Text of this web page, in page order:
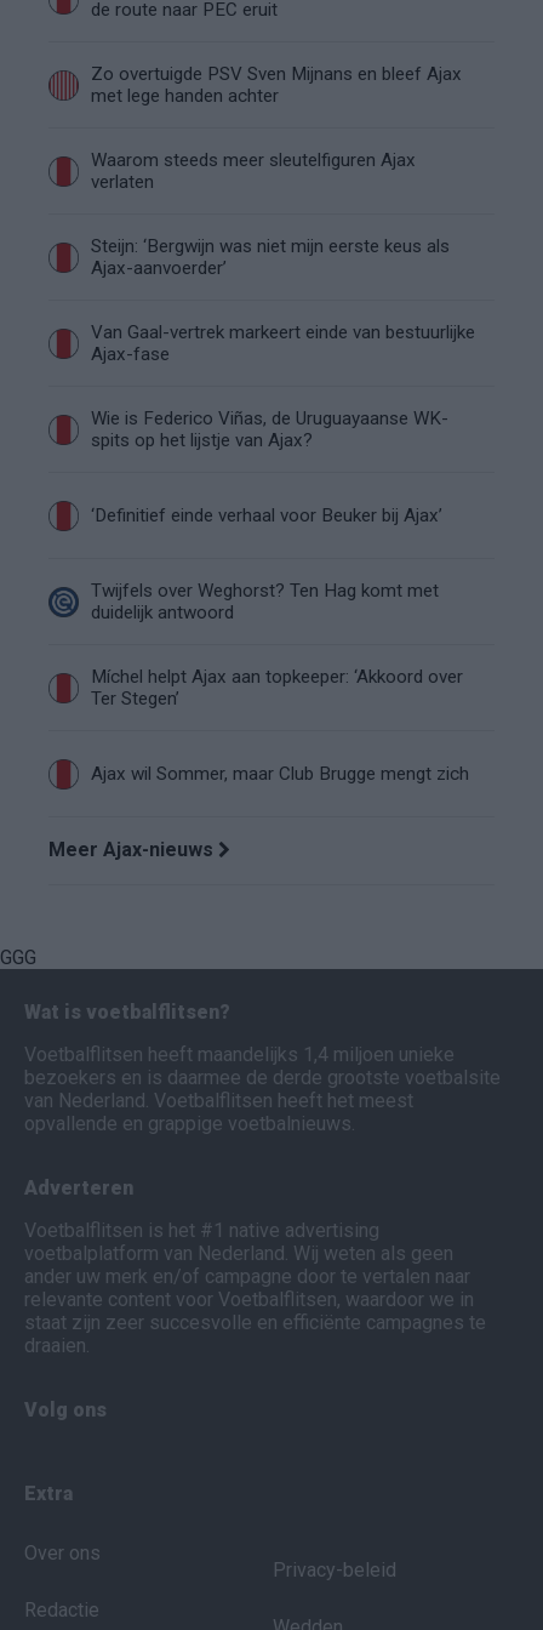
de route naar PEC eruit
Zo overtuigde PSV Sven Mijnans en bleef Ajax
met lege handen achter
Waarom steeds meer sleutelfiguren Ajax
verlaten
Steijn: ‘Bergwijn was niet mijn eerste keus als
Ajax-aanvoerder’
Van Gaal-vertrek markeert einde van bestuurlijke
Ajax-fase
Wie is Federico Viñas, de Uruguayaanse WK-
spits op het lijstje van Ajax?
‘Definitief einde verhaal voor Beuker bij Ajax’
Twijfels over Weghorst? Ten Hag komt met
duidelijk antwoord
Míchel helpt Ajax aan topkeeper: ‘Akkoord over
Ter Stegen’
Ajax wil Sommer, maar Club Brugge mengt zich
Meer Ajax-nieuws
GGG
Wat is voetbalflitsen?
Voetbalflitsen heeft maandelijks 1,4 miljoen unieke
bezoekers en is daarmee de derde grootste voetbalsite
van Nederland. Voetbalflitsen heeft het meest
opvallende en grappige voetbalnieuws.
Adverteren
Voetbalflitsen is het #1 native advertising
voetbalplatform van Nederland. Wij weten als geen
ander uw merk en/of campagne door te vertalen naar
relevante content voor Voetbalflitsen, waardoor we in
staat zijn zeer succesvolle en efficiënte campagnes te
draaien.
Volg ons
Extra
Over ons
Redactie
Privacy-beleid